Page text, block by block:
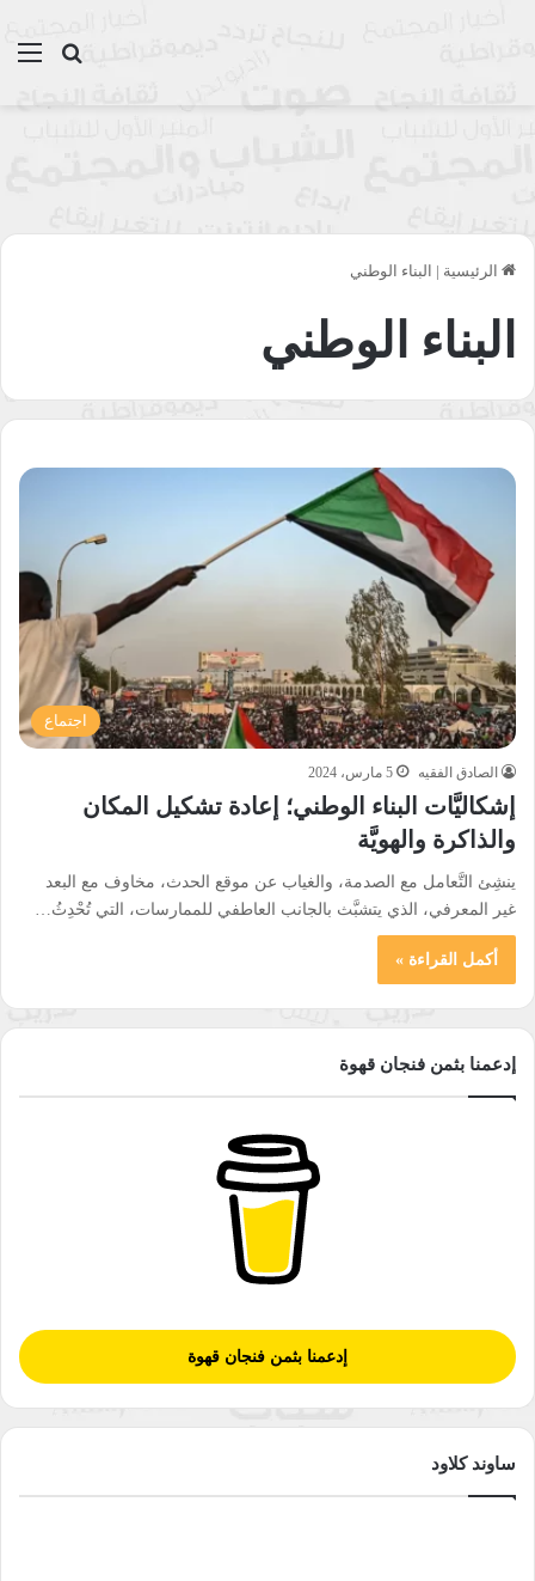
بحث
الرئيسية | البناء الوطني
البناء الوطني
اجتماع
الصادق الفقيه 5 مارس، 2024
إشكاليَّات البناء الوطني؛ إعادة تشكيل المكان
والذاكرة والهويَّة
ينشِئ التَّعامل مع الصدمة، والغياب عن موقع الحدث، مخاوف مع البعد
غير المعرفي، الذي يتشبَّث بالجانب العاطفي للممارسات، التي تُحْدِثُ…
أكمل القراءة »
إدعمنا بثمن فنجان قهوة
إدعمنا بثمن فنجان قهوة
ساوند كلاود